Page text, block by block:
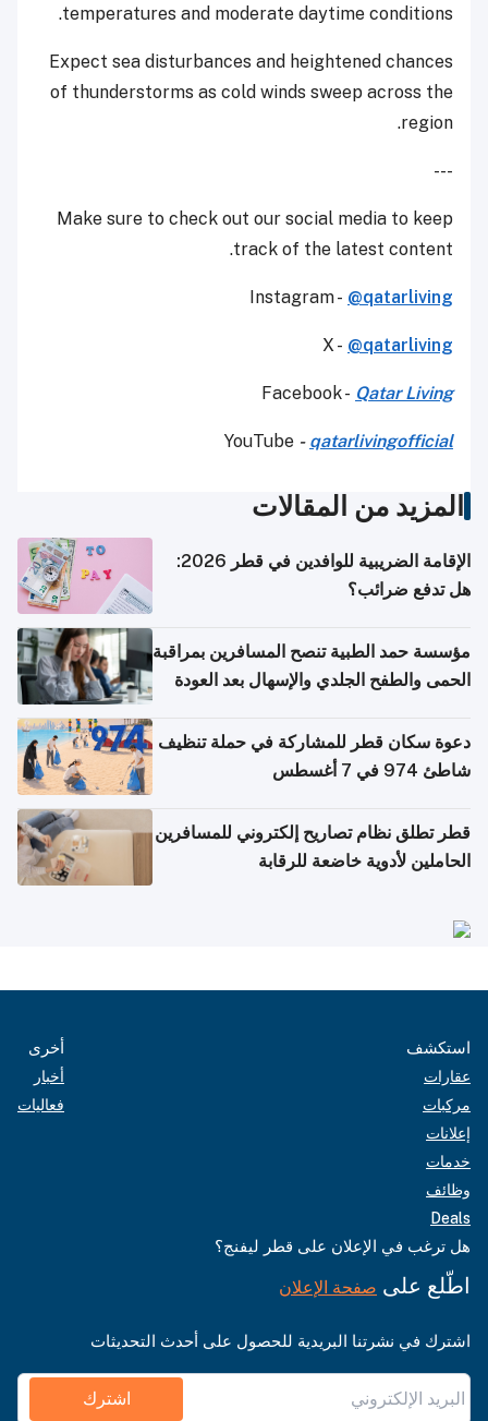
temperatures and moderate daytime conditions.
Expect sea disturbances and heightened chances
of thunderstorms as cold winds sweep across the
region.
---
Make sure to check out our social media to keep
track of the latest content.
Instagram - @qatarliving
X - @qatarliving
Facebook - Qatar Living
YouTube - qatarlivingofficial
المزيد من المقالات
الإقامة الضريبية للوافدين في قطر 2026:
هل تدفع ضرائب؟
مؤسسة حمد الطبية تنصح المسافرين بمراقبة
الحمى والطفح الجلدي والإسهال بعد العودة
دعوة سكان قطر للمشاركة في حملة تنظيف
شاطئ 974 في 7 أغسطس
قطر تطلق نظام تصاريح إلكتروني للمسافرين
الحاملين لأدوية خاضعة للرقابة
استكشف
عقارات
مركبات
إعلانات
خدمات
وظائف
Deals
أخرى
أخبار
فعاليات
هل ترغب في الإعلان على قطر ليفنج؟
اطّلع على صفحة الإعلان
اشترك في نشرتنا البريدية للحصول على أحدث التحديثات
اشترك